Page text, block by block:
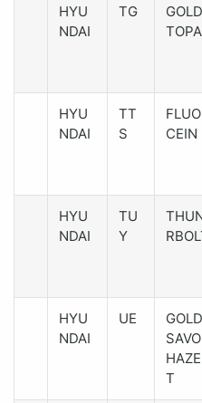
HYU
NDAI
TG
GOLD
HYU
NDAI
TT
S
CEIN
HYU
NDAI
TU
Y
HYU
NDAI
UE
GOLD
T